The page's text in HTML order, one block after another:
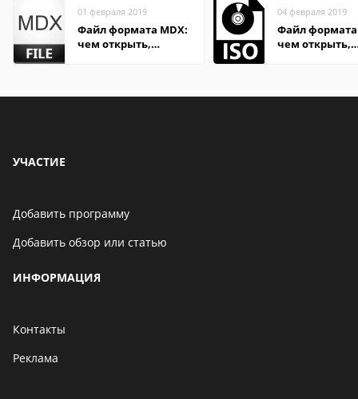
01 февраля 2019
Файл формата MDX:
чем открыть,
04 февраля 2019
Файл формата
чем открыть,
УЧАСТИЕ
Добавить программу
Добавить обзор или статью
ИНФОРМАЦИЯ
Контакты
Реклама